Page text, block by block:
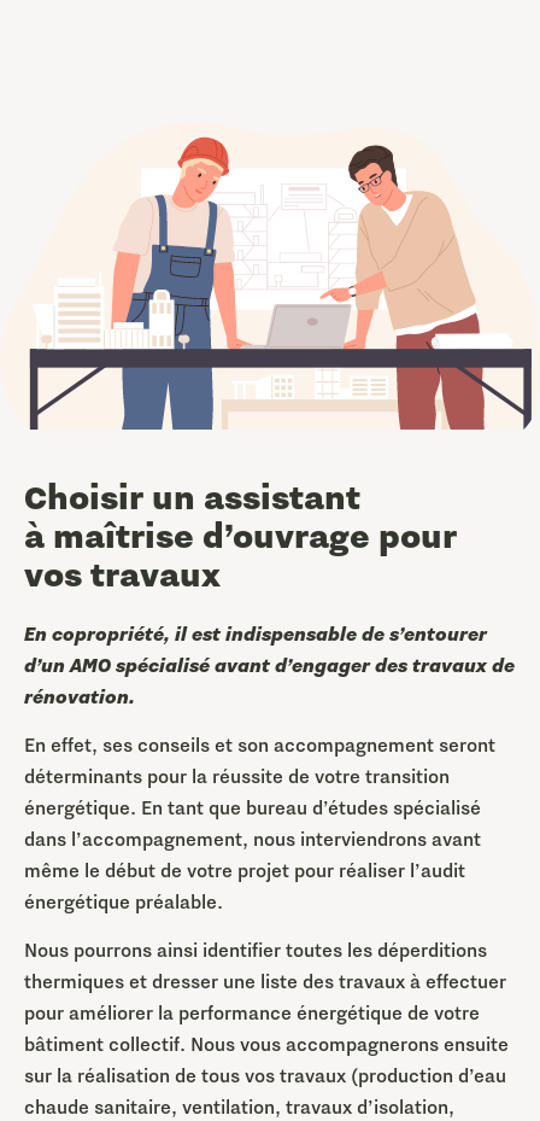
Choisir un assistant
à maîtrise d’ouvrage pour
vos travaux
En copropriété, il est indispensable de s’entourer
d’un AMO spécialisé avant d’engager des travaux de
rénovation.
En effet, ses conseils et son accompagnement seront
déterminants pour la réussite de votre transition
énergétique. En tant que bureau d’études spécialisé
dans l’accompagnement, nous interviendrons avant
même le début de votre projet pour réaliser l’audit
énergétique préalable.
Nous pourrons ainsi identifier toutes les déperditions
thermiques et dresser une liste des travaux à effectuer
pour améliorer la performance énergétique de votre
bâtiment collectif. Nous vous accompagnerons ensuite
sur la réalisation de tous vos travaux (production d’eau
chaude sanitaire, ventilation, travaux d’isolation,